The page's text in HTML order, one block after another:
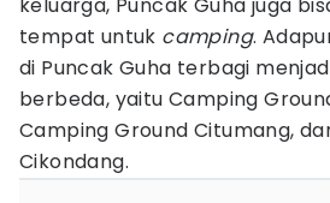
tempat untuk camping.
di Puncak Guha terbagi
berbeda, yaitu Camping
Camping Ground Citumang,
Cikondang.